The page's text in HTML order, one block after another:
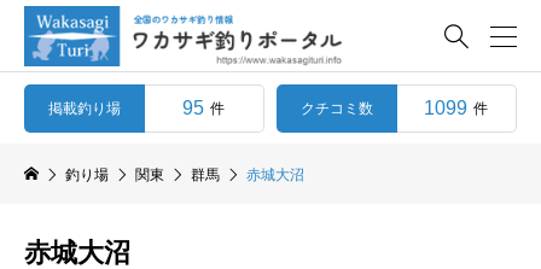

掲載釣り場 95 件 クチコミ数 1099 件
釣り場 関東 群馬 赤城大沼
赤城大沼